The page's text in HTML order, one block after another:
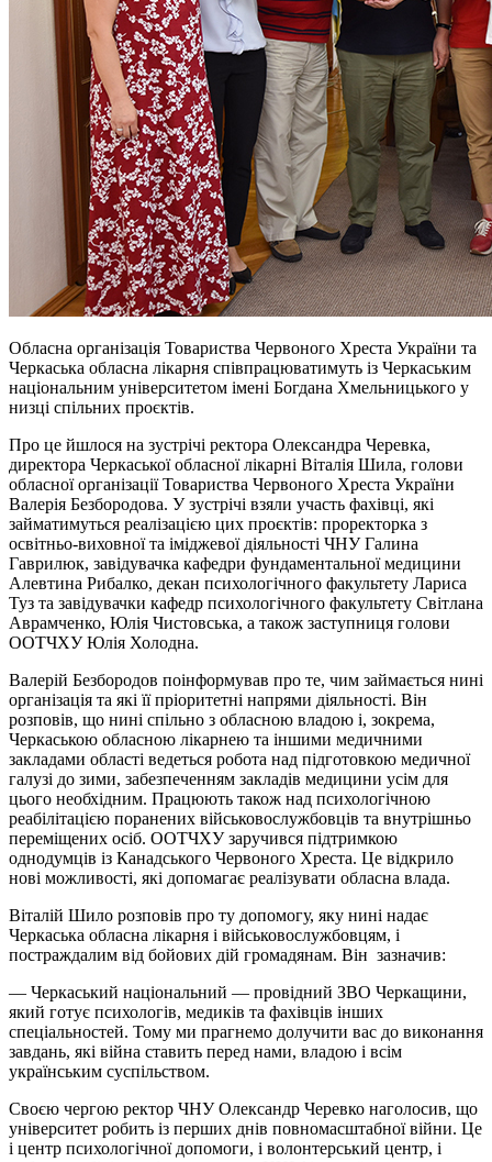
Обласна організація Товариства Червоного Хреста України та
Черкаська обласна лікарня співпрацюватимуть із Черкаським
національним університетом імені Богдана Хмельницького у
низці спільних проєктів.
Про це йшлося на зустрічі ректора Олександра Черевка,
директора Черкаської обласної лікарні Віталія Шила, голови
обласної організації Товариства Червоного Хреста України
Валерія Безбородова. У зустрічі взяли участь фахівці, які
займатимуться реалізацією цих проєктів: проректорка з
освітньо-виховної та іміджевої діяльності ЧНУ Галина
Гаврилюк, завідувачка кафедри фундаментальної медицини
Алевтина Рибалко, декан психологічного факультету Лариса
Туз та завідувачки кафедр психологічного факультету Світлана
Аврамченко, Юлія Чистовська, а також заступниця голови
ООТЧХУ Юлія Холодна.
Валерій Безбородов поінформував про те, чим займається нині
організація та які її пріоритетні напрями діяльності. Він
розповів, що нині спільно з обласною владою і, зокрема,
Черкаською обласною лікарнею та іншими медичними
закладами області ведеться робота над підготовкою медичної
галузі до зими, забезпеченням закладів медицини усім для
цього необхідним. Працюють також над психологічною
реабілітацією поранених військовослужбовців та внутрішньо
переміщених осіб. ООТЧХУ заручився підтримкою
однодумців із Канадського Червоного Хреста. Це відкрило
нові можливості, які допомагає реалізувати обласна влада.
Віталій Шило розповів про ту допомогу, яку нині надає
Черкаська обласна лікарня і військовослужбовцям, і
постраждалим від бойових дій громадянам. Він зазначив:
— Черкаський національний — провідний ЗВО Черкащини,
який готує психологів, медиків та фахівців інших
спеціальностей. Тому ми прагнемо долучити вас до виконання
завдань, які війна ставить перед нами, владою і всім
українським суспільством.
Своєю чергою ректор ЧНУ Олександр Черевко наголосив, що
університет робить із перших днів повномасштабної війни. Це
і центр психологічної допомоги, і волонтерський центр, і